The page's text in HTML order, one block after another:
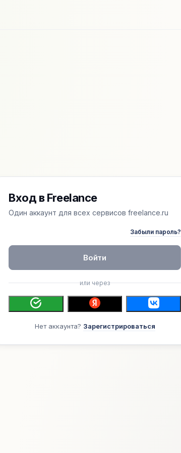
Вход в Freelance
Один аккаунт для всех сервисов freelance.ru
Забыли пароль?
Войти
или через
Нет аккаунта? Зарегистрироваться